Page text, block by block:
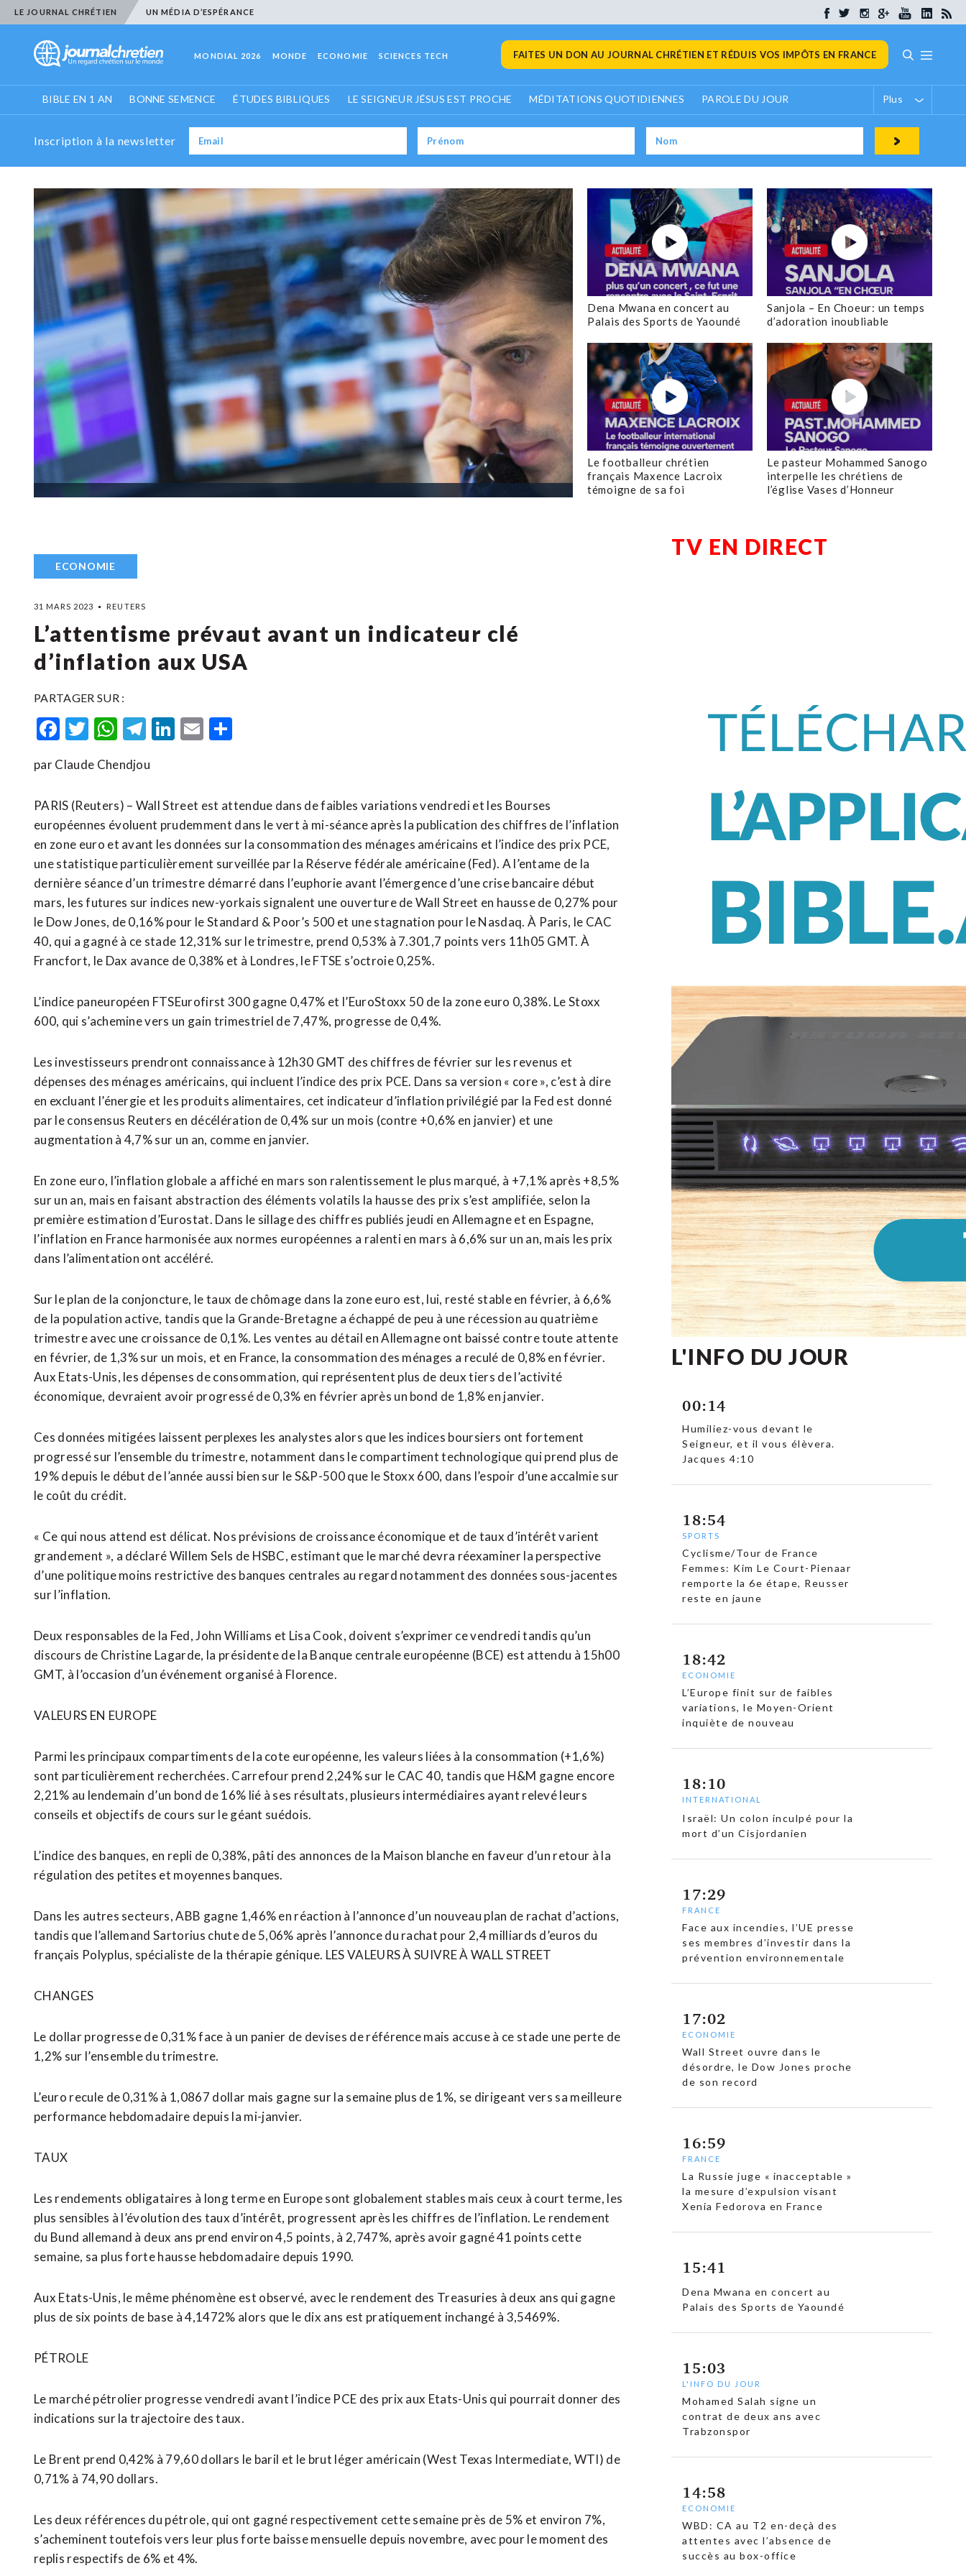
LE JOURNAL CHRÉTIEN UN MÉDIA D’ESPÉRANCE
MONDIAL 2026 MONDE ECONOMIE SCIENCES TECH FAITES UN DON AU JOURNAL CHRÉTIEN ET RÉDUIS VOS IMPÔTS EN FRANCE
BIBLE EN 1 AN BONNE SEMENCE ÉTUDES BIBLIQUES LE SEIGNEUR JÉSUS EST PROCHE MÉDITATIONS QUOTIDIENNES PAROLE DU JOUR Plus
Inscription à la newsletter
Dena Mwana en concert au
Palais des Sports de Yaoundé
Sanjola – En Choeur: un temps
d’adoration inoubliable
Le footballeur chrétien
français Maxence Lacroix
témoigne de sa foi
Le pasteur Mohammed Sanogo
interpelle les chrétiens de
l’église Vases d’Honneur
ECONOMIE
31 MARS 2023 REUTERS
L’attentisme prévaut avant un indicateur clé
d’inflation aux USA
PARTAGER SUR :
Facebook
Twitter
WhatsApp
Telegram
LinkedIn
Email
par Claude Chendjou
PARIS (Reuters) – Wall Street est attendue dans de faibles variations vendredi et les Bourses
européennes évoluent prudemment dans le vert à mi-séance après la publication des chiffres de l’inflation
en zone euro et avant les données sur la consommation des ménages américains et l’indice des prix PCE,
une statistique particulièrement surveillée par la Réserve fédérale américaine (Fed). A l’entame de la
dernière séance d’un trimestre démarré dans l’euphorie avant l’émergence d’une crise bancaire début
mars, les futures sur indices new-yorkais signalent une ouverture de Wall Street en hausse de 0,27% pour
le Dow Jones, de 0,16% pour le Standard & Poor’s 500 et une stagnation pour le Nasdaq. À Paris, le CAC
40, qui a gagné à ce stade 12,31% sur le trimestre, prend 0,53% à 7.301,7 points vers 11h05 GMT. À
Francfort, le Dax avance de 0,38% et à Londres, le FTSE s’octroie 0,25%.
L’indice paneuropéen FTSEurofirst 300 gagne 0,47% et l’EuroStoxx 50 de la zone euro 0,38%. Le Stoxx
600, qui s’achemine vers un gain trimestriel de 7,47%, progresse de 0,4%.
Les investisseurs prendront connaissance à 12h30 GMT des chiffres de février sur les revenus et
dépenses des ménages américains, qui incluent l’indice des prix PCE. Dans sa version « core », c’est à dire
en excluant l’énergie et les produits alimentaires, cet indicateur d’inflation privilégié par la Fed est donné
par le consensus Reuters en décélération de 0,4% sur un mois (contre +0,6% en janvier) et une
augmentation à 4,7% sur un an, comme en janvier.
En zone euro, l’inflation globale a affiché en mars son ralentissement le plus marqué, à +7,1% après +8,5%
sur un an, mais en faisant abstraction des éléments volatils la hausse des prix s’est amplifiée, selon la
première estimation d’Eurostat. Dans le sillage des chiffres publiés jeudi en Allemagne et en Espagne,
l’inflation en France harmonisée aux normes européennes a ralenti en mars à 6,6% sur un an, mais les prix
dans l’alimentation ont accéléré.
Sur le plan de la conjoncture, le taux de chômage dans la zone euro est, lui, resté stable en février, à 6,6%
de la population active, tandis que la Grande-Bretagne a échappé de peu à une récession au quatrième
trimestre avec une croissance de 0,1%. Les ventes au détail en Allemagne ont baissé contre toute attente
en février, de 1,3% sur un mois, et en France, la consommation des ménages a reculé de 0,8% en février.
Aux Etats-Unis, les dépenses de consommation, qui représentent plus de deux tiers de l’activité
économique, devraient avoir progressé de 0,3% en février après un bond de 1,8% en janvier.
Ces données mitigées laissent perplexes les analystes alors que les indices boursiers ont fortement
progressé sur l’ensemble du trimestre, notamment dans le compartiment technologique qui prend plus de
19% depuis le début de l’année aussi bien sur le S&P-500 que le Stoxx 600, dans l’espoir d’une accalmie sur
le coût du crédit.
« Ce qui nous attend est délicat. Nos prévisions de croissance économique et de taux d’intérêt varient
grandement », a déclaré Willem Sels de HSBC, estimant que le marché devra réexaminer la perspective
d’une politique moins restrictive des banques centrales au regard notamment des données sous-jacentes
sur l’inflation.
Deux responsables de la Fed, John Williams et Lisa Cook, doivent s’exprimer ce vendredi tandis qu’un
discours de Christine Lagarde, la présidente de la Banque centrale européenne (BCE) est attendu à 15h00
GMT, à l’occasion d’un événement organisé à Florence.
VALEURS EN EUROPE
Parmi les principaux compartiments de la cote européenne, les valeurs liées à la consommation (+1,6%)
sont particulièrement recherchées. Carrefour prend 2,24% sur le CAC 40, tandis que H&M gagne encore
2,21% au lendemain d’un bond de 16% lié à ses résultats, plusieurs intermédiaires ayant relevé leurs
conseils et objectifs de cours sur le géant suédois.
L’indice des banques, en repli de 0,38%, pâti des annonces de la Maison blanche en faveur d’un retour à la
régulation des petites et moyennes banques.
Dans les autres secteurs, ABB gagne 1,46% en réaction à l’annonce d’un nouveau plan de rachat d’actions,
tandis que l’allemand Sartorius chute de 5,06% après l’annonce du rachat pour 2,4 milliards d’euros du
français Polyplus, spécialiste de la thérapie génique. LES VALEURS À SUIVRE À WALL STREET
CHANGES
Le dollar progresse de 0,31% face à un panier de devises de référence mais accuse à ce stade une perte de
1,2% sur l’ensemble du trimestre.
L’euro recule de 0,31% à 1,0867 dollar mais gagne sur la semaine plus de 1%, se dirigeant vers sa meilleure
performance hebdomadaire depuis la mi-janvier.
TAUX
Les rendements obligataires à long terme en Europe sont globalement stables mais ceux à court terme, les
plus sensibles à l’évolution des taux d’intérêt, progressent après les chiffres de l’inflation. Le rendement
du Bund allemand à deux ans prend environ 4,5 points, à 2,747%, après avoir gagné 41 points cette
semaine, sa plus forte hausse hebdomadaire depuis 1990.
Aux Etats-Unis, le même phénomène est observé, avec le rendement des Treasuries à deux ans qui gagne
plus de six points de base à 4,1472% alors que le dix ans est pratiquement inchangé à 3,5469%.
PÉTROLE
Le marché pétrolier progresse vendredi avant l’indice PCE des prix aux Etats-Unis qui pourrait donner des
indications sur la trajectoire des taux.
Le Brent prend 0,42% à 79,60 dollars le baril et le brut léger américain (West Texas Intermediate, WTI) de
0,71% à 74,90 dollars.
Les deux références du pétrole, qui ont gagné respectivement cette semaine près de 5% et environ 7%,
s’acheminent toutefois vers leur plus forte baisse mensuelle depuis novembre, avec pour le moment des
replis respectifs de 6% et 4%.
TV EN DIRECT
L'INFO DU JOUR
00:14
Humiliez-vous devant le
Seigneur, et il vous élèvera.
Jacques 4:10
18:54
SPORTS
Cyclisme/Tour de France
Femmes: Kim Le Court-Pienaar
remporte la 6e étape, Reusser
reste en jaune
18:42
ECONOMIE
L’Europe finit sur de faibles
variations, le Moyen-Orient
inquiète de nouveau
18:10
INTERNATIONAL
Israël: Un colon inculpé pour la
mort d’un Cisjordanien
17:29
FRANCE
Face aux incendies, l’UE presse
ses membres d’investir dans la
prévention environnementale
17:02
ECONOMIE
Wall Street ouvre dans le
désordre, le Dow Jones proche
de son record
16:59
FRANCE
La Russie juge « inacceptable »
la mesure d’expulsion visant
Xenia Fedorova en France
15:41
Dena Mwana en concert au
Palais des Sports de Yaoundé
15:03
L'INFO DU JOUR
Mohamed Salah signe un
contrat de deux ans avec
Trabzonspor
14:58
ECONOMIE
WBD: CA au T2 en-deçà des
attentes avec l’absence de
succès au box-office